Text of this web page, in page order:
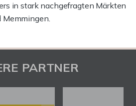
in stark nachgefragten Märkten
Memmingen.
PARTNER